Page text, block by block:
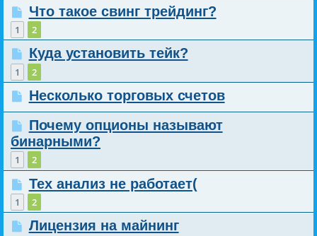
Что такое свинг трейдинг?
1 2
Куда установить тейк?
1 2
Несколько торговых счетов
Почему опционы называют
бинарными?
1 2
Тех анализ не работает(
1 2
Лицензия на майнинг